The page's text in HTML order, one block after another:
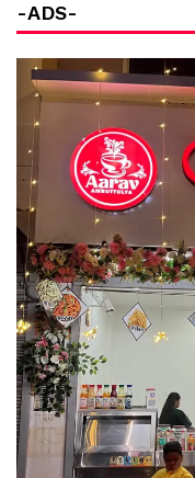
-ADS-